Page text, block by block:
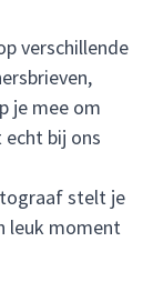
verschillende
je mee om
bij ons
stelt je
leuk moment